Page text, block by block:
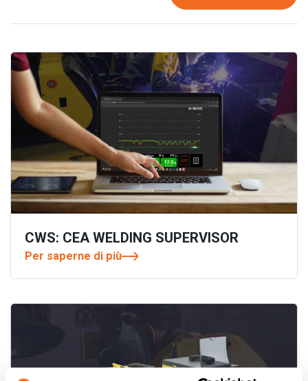
CWS: CEA WELDING SUPERVISOR
Per saperne di più